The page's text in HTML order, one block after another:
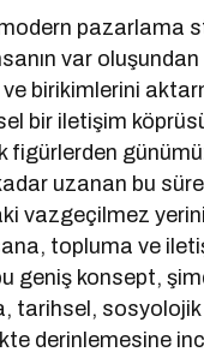
pazarlama
var
birikimlerini
bir iletişim
figürlerden
uzanan bu
vazgeçilmez
topluma ve
geniş konsept,
tarihsel,
derinlemesine